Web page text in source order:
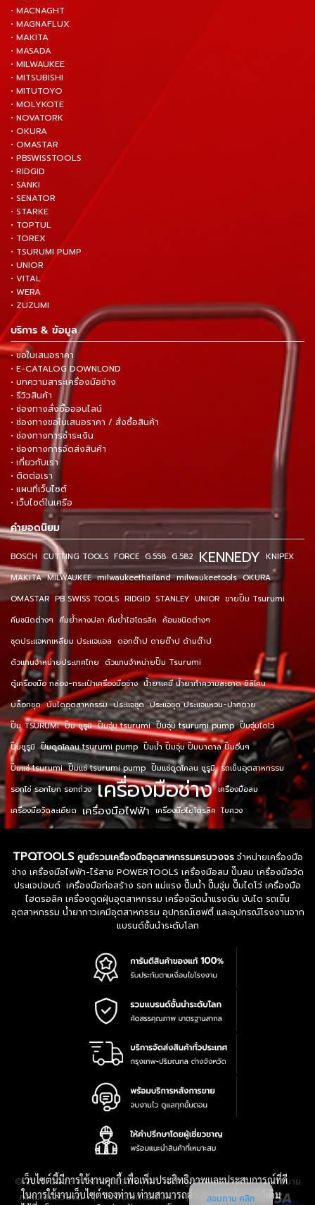
• MACNAGHT
• MAGNAFLUX
• MAKITA
• MASADA
• MILWAUKEE
• MITSUBISHI
• MITUTOYO
• MOLYKOTE
• NOVATORK
• OKURA
• OMASTAR
• PBSWISSTOOLS
• RIDGID
• SANKI
• SENATOR
• STARKE
• TOPTUL
• TOREX
• TSURUMI PUMP
• UNIOR
• VITAL
• WERA
• ZUZUMI
บริการ & ข้อมูล
• ขอใบเสนอราคา
• E-CATALOG DOWNLOND
• บทความสาระเครื่องมือช่าง
• รีวิวสินค้า
• ช่องทางสั่งซื้อออนไลน์
• ช่องทางขอใบเสนอราคา / สั่งซื้อสินค้า
• ช่องทางการชำระเงิน
• ช่องทางการจัดส่งสินค้า
• เกี่ยวกับเรา
• ติดต่อเรา
• แผนที่เว็บไซต์
• เว็บไซต์ในเครือ
คำยอดนิยม
BOSCH CUTTING TOOLS FORCE G.558 G.582 KENNEDY KNIPEX
MAKITA MILWAUKEE milwaukeethailand milwaukeetools OKURA
OMASTAR PB SWISS TOOLS RIDGID STANLEY UNIOR ขายปั๊ม Tsurumi
คีมชนิดต่างๆ คีมย้ำหางปลา คีมย้ำไฮโดรลิค ค้อนชนิดต่างๆ
ชุดประแจหกเหลี่ยม ประแจแอล ดอกต๊าป ดายต๊าป ด้ามต๊าป
ตัวแทนจำหน่ายประเทศไทย ตัวแทนจำหน่ายปั๊ม Tsurumi
ตู้เครื่องมือ กล่อง-กระเป๋าเครื่องมือช่าง น้ำยาเคมี น้ำยาทำความสะอาด ซิลิโคน
บล็อกชุด บันไดอุตสาหกรรม ประแจชุด ประแจชุด ประแจแหวน-ปากตาย
ปั๊ม TSURUMI ปั๊ม ซูรูมิ ปั๊มจุ่ม tsurumi ปั๊มจุ่ม tsurumi pump ปั๊มจุ่มไดโว่
ปั๊มซูรูมิ ปั๊มดูดโคลน tsurumi pump ปั๊มน้ำ ปั๊มจุ่ม ปั๊มบาดาล ปั๊มอื่นๆ
ปั๊มแช่ tsurumi ปั๊มแช่ tsurumi pump ปั๊มแช่ดูดโคลน ซูรูมิ รถเข็นอุตสาหกรรม
รอกโซ่ รอกโยก รอกถ่วง เครื่องมือช่าง เครื่องมือลม
เครื่องมือวัดละเอียด เครื่องมือไฟฟ้า เครื่องมือไฮโดรลิค ไขควง
TPQTOOLS ศูนย์รวมเครื่องมืออุตสาหกรรมครบวงจรจำหน่ายเครื่องมือ
ช่าง เครื่องมือไฟฟ้า-ไร้สาย POWERTOOLS เครื่องมือลม ปั๊มลม เครื่องมือวัด
ประแจปอนด์ เครื่องมือก่อสร้าง รอก แม่แรง ปั๊มน้ำ ปั๊มจุ่ม ปั๊มไดโว่ เครื่องมือ
ไฮดรอลิค เครื่องดูดฝุ่นอุตสาหกรรม เครื่องฉีดน้ำแรงดัน บันได รถเข็น
อุตสาหกรรม น้ำยากาวเคมีอุตสาหกรรม อุปกรณ์เซฟตี้ และอุปกรณ์โรงงานจาก
แบรนด์ชั้นนำระดับโลก
© 2016-2028 TPQTOOLS Co., Ltd. All Rights Reserved.|นโยบาย
ความเป็นส่วนตัว|เงื่อนไขการใช้งาน| แผนที่สินค้า
เว็บไซต์นี้มีการใช้งานคุกกี้ เพื่อเพิ่มประสิทธิภาพและประสบการณ์ที่ดี
ในการใช้งานเว็บไซต์ของท่าน ท่านสามารถอ่านรายละเอียดเพิ่มเติม
สอบถาม คลิก